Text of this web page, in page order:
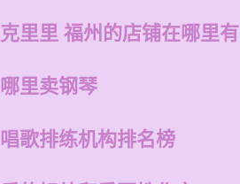
里里 福州的店铺在哪里有
里卖钢琴
歌排练机构排名榜